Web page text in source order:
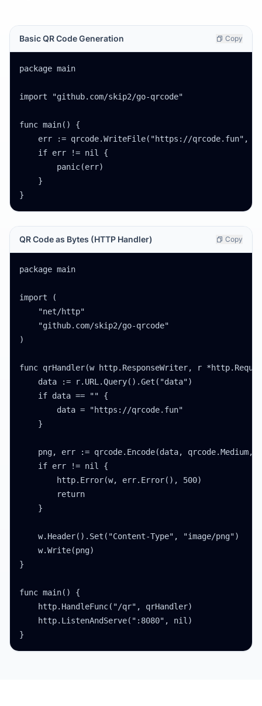
Basic QR Code Generation Copy
package main
import "github.com/skip2/go-qrcode"
func main() {
err := qrcode.WriteFile("https://qrcode.fun",
    if err != nil {
        panic(err)
    }
}
QR Code as Bytes (HTTP Handler) Copy
package main
import (
    "net/http"
    "github.com/skip2/go-qrcode"
)
func qrHandler(w http.ResponseWriter, r
    data := r.URL.Query().Get("data")
    if data == "" {
        data = "https://qrcode.fun"
    }
png, err := qrcode.Encode(data, qrcode.Medium,
    if err != nil {
        http.Error(w, err.Error(), 500)
        return
    }
    w.Header().Set("Content-Type", "image/png")
    w.Write(png)
}
func main() {
    http.HandleFunc("/qr", qrHandler)
    http.ListenAndServe(":8080", nil)
}